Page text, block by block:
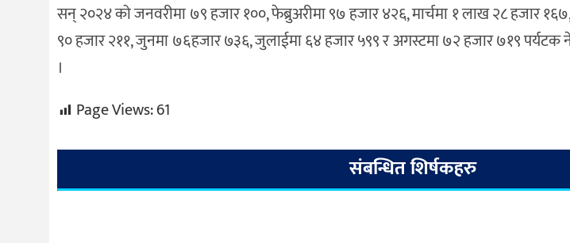
सन् २०२४ को जनवरीमा ७९ हजार १००, फेब्रुअरीमा ९७ हजार ४२६, मार्चमा १ लाख २८ हजार
९० हजार २११, जुनमा ७६हजार ७३६, जुलाईमा ६४ हजार ५९९ र अगस्टमा ७२ हजार ७१९ पर्यटक
।
Page Views:61
संबन्धित शिर्षकहरु